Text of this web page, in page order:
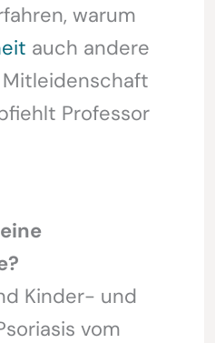
warum
auch andere
Professor
Kinder- und
vom